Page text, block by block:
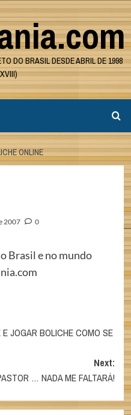
DO BRASIL DESDE ABRIL DE 1998
ONLINE
2007 0
Brasil e no mundo
JOGAR BOLICHE COMO SE
Next:
… NADA ME FALTARÁ!